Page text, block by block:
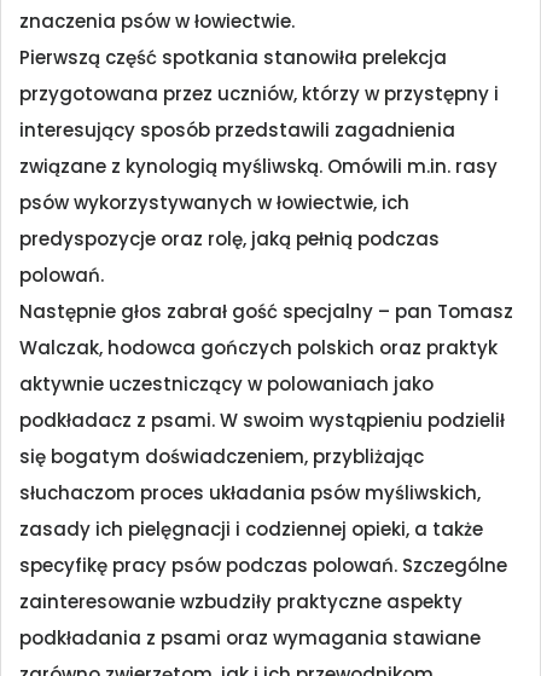
znaczenia psów w łowiectwie.
Pierwszą część spotkania stanowiła prelekcja
przygotowana przez uczniów, którzy w przystępny i
interesujący sposób przedstawili zagadnienia
związane z kynologią myśliwską. Omówili m.in. rasy
psów wykorzystywanych w łowiectwie, ich
predyspozycje oraz rolę, jaką pełnią podczas
polowań.
Następnie głos zabrał gość specjalny – pan Tomasz
Walczak, hodowca gończych polskich oraz praktyk
aktywnie uczestniczący w polowaniach jako
podkładacz z psami. W swoim wystąpieniu podzielił
się bogatym doświadczeniem, przybliżając
słuchaczom proces układania psów myśliwskich,
zasady ich pielęgnacji i codziennej opieki, a także
specyfikę pracy psów podczas polowań. Szczególne
zainteresowanie wzbudziły praktyczne aspekty
podkładania z psami oraz wymagania stawiane